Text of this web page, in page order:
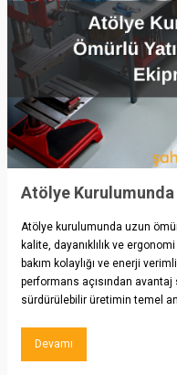
Atölye kurulumunda uzun
kalite, dayanıklılık ve
bakım kolaylığı ve enerji
performans açısından
sürdürülebilir üretimin temel
Devamı